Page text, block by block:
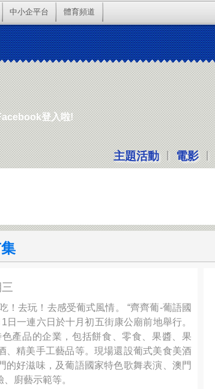
中小企平台 體育頻道
登入啦!
主題活動 | 電影 |
！去玩！去感受葡式風情。 “齊齊葡-葡語國
日一連六日於十月初五街康公廟前地舉行。
產品的企業，包括餅食、零食、果醬、果
、精美手工藝品等。現場還設葡式美食美酒
的好滋味，及葡語國家特色歌舞表演、澳門
、廚藝示範等。